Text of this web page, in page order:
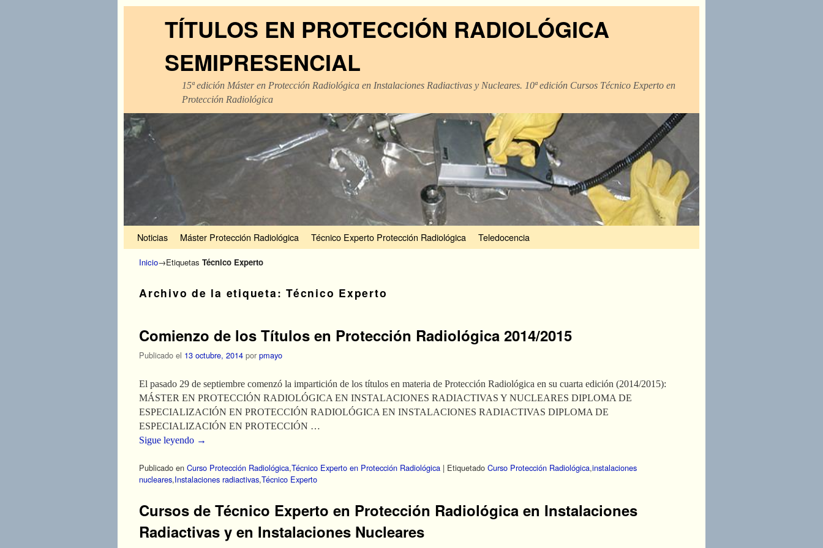
TÍTULOS EN PROTECCIÓN RADIOLÓGICA
SEMIPRESENCIAL
15ª edición Máster en Protección Radiológica en Instalaciones Radiactivas y Nucleares. 10ª edición Cursos Técnico Experto en
Protección Radiológica
Noticias Máster Protección Radiológica Técnico Experto Protección Radiológica Teledocencia
Inicio→Etiquetas Técnico Experto
Archivo de la etiqueta:Técnico Experto
Comienzo de los Títulos en Protección Radiológica 2014/2015
Publicado el 13 octubre, 2014 por pmayo
El pasado 29 de septiembre comenzó la impartición de los títulos en materia de Protección Radiológica en su cuarta edición (2014/2015):
MÁSTER EN PROTECCIÓN RADIOLÓGICA EN INSTALACIONES RADIACTIVAS Y NUCLEARES DIPLOMA DE
ESPECIALIZACIÓN EN PROTECCIÓN RADIOLÓGICA EN INSTALACIONES RADIACTIVAS DIPLOMA DE
ESPECIALIZACIÓN EN PROTECCIÓN …
Sigue leyendo →
Publicado en Curso Protección Radiológica,Técnico Experto en Protección Radiológica | Etiquetado Curso Protección Radiológica,instalaciones
nucleares,Instalaciones radiactivas,Técnico Experto
Cursos de Técnico Experto en Protección Radiológica en Instalaciones
Radiactivas y en Instalaciones Nucleares